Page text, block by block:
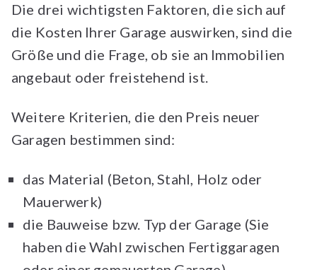
Die drei wichtigsten Faktoren, die sich auf
die Kosten Ihrer Garage auswirken, sind die
Größe und die Frage, ob sie an Immobilien
angebaut oder freistehend ist.
Weitere Kriterien, die den Preis neuer
Garagen bestimmen sind:
das Material (Beton, Stahl, Holz oder
Mauerwerk)
die Bauweise bzw. Typ der Garage (Sie
haben die Wahl zwischen Fertiggaragen